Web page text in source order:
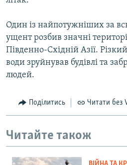
Один із найпотужніших за
ущент розбив значні
Південно-Східній Азії.
води зруйнував будівлі та
людей.
Поділитись Читати без
Читайте також